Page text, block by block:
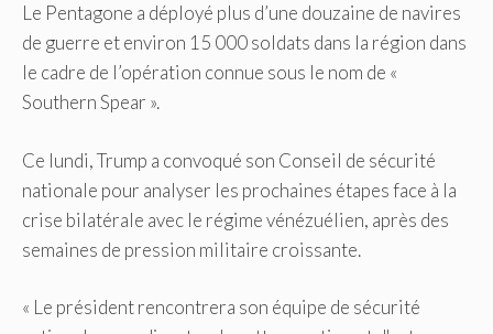
Le Pentagone a déployé plus d’une douzaine de navires
de guerre et environ 15 000 soldats dans la région dans
le cadre de l’opération connue sous le nom de «
Southern Spear ».
Ce lundi, Trump a convoqué son Conseil de sécurité
nationale pour analyser les prochaines étapes face à la
crise bilatérale avec le régime vénézuélien, après des
semaines de pression militaire croissante.
« Le président rencontrera son équipe de sécurité